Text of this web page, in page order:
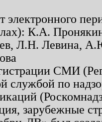
электронного
К.А.
Л.Н. Левина,
СМИ
службой по
зарубежные